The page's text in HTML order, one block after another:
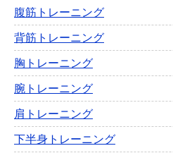
腹筋トレーニング
背筋トレーニング
胸トレーニング
腕トレーニング
肩トレーニング
下半身トレーニング